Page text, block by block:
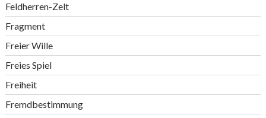
Feldherren-Zelt
Fragment
Freier Wille
Freies Spiel
Freiheit
Fremdbestimmung